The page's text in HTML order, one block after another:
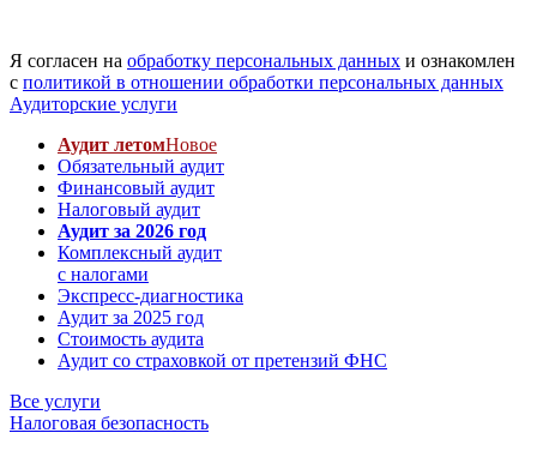
Я согласен на обработку персональных данных и ознакомлен
с политикой в отношении обработки персональных данных
Аудиторские услуги
Аудит летомНовое
Обязательный аудит
Финансовый аудит
Налоговый аудит
Аудит за 2026 год
Комплексный аудит
с налогами
Экспресс-диагностика
Аудит за 2025 год
Стоимость аудита
Аудит со страховкой от претензий ФНС
Все услуги
Налоговая безопасность